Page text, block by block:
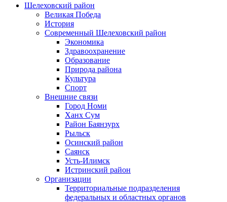
Шелеховский район
Великая Победа
История
Современный Шелеховский район
Экономика
Здравоохранение
Образование
Природа района
Культура
Спорт
Внешние связи
Город Номи
Ханх Сум
Район Баянзурх
Рыльск
Осинский район
Саянск
Усть-Илимск
Истринский район
Организации
Территориальные подразделения
федеральных и областных органов